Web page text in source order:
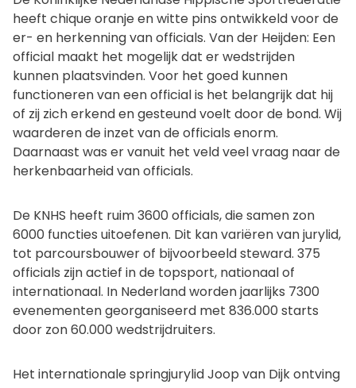
heeft chique oranje en witte pins ontwikkeld voor de
er- en herkenning van officials. Van der Heijden: Een
official maakt het mogelijk dat er wedstrijden
kunnen plaatsvinden. Voor het goed kunnen
functioneren van een official is het belangrijk dat hij
of zij zich erkend en gesteund voelt door de bond. Wij
waarderen de inzet van de officials enorm.
Daarnaast was er vanuit het veld veel vraag naar de
herkenbaarheid van officials.
De KNHS heeft ruim 3600 officials, die samen zon
6000 functies uitoefenen. Dit kan variëren van jurylid,
tot parcoursbouwer of bijvoorbeeld steward. 375
officials zijn actief in de topsport, nationaal of
internationaal. In Nederland worden jaarlijks 7300
evenementen georganiseerd met 836.000 starts
door zon 60.000 wedstrijdruiters.
Het internationale springjurylid Joop van Dijk ontving